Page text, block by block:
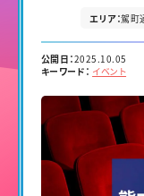
エリア：駕町
公開日：2025.10.05
キーワード： イベント